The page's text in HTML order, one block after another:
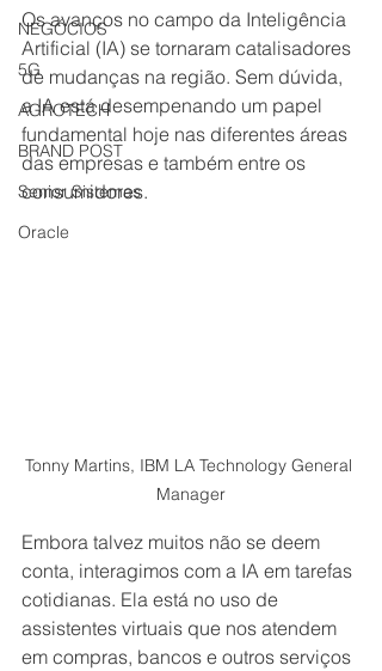
NEGÓCIOS
5G
AGROTECH
BRAND POST
Senior Sistemas
Oracle
Os avanços no campo da Inteligência
Artificial (IA) se tornaram catalisadores
de mudanças na região. Sem dúvida,
a IA está desempenando um papel
fundamental hoje nas diferentes áreas
das empresas e também entre os
consumidores.
Tonny Martins, IBM LA Technology General
Manager
Embora talvez muitos não se deem
conta, interagimos com a IA em tarefas
cotidianas. Ela está no uso de
assistentes virtuais que nos atendem
em compras, bancos e outros serviços